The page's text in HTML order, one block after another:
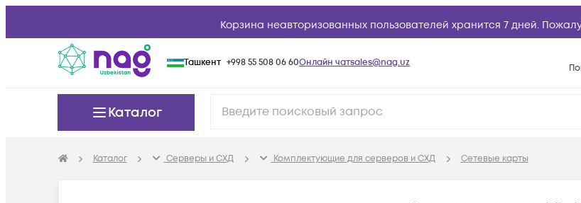
Корзина неавторизованных пользователей хранится 7 дней.
Ташкент +998 55 508 06 60Онлайн чатsales@nag.uz
Каталог
Каталог Серверы и СХД Комплектующие для серверов и СХД Сетевые карты